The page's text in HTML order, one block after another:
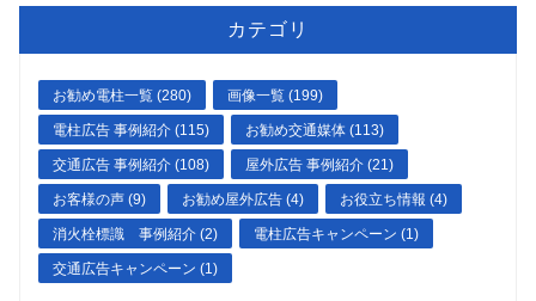
カテゴリ
お勧め電柱一覧 (280) 画像一覧 (199)
電柱広告 事例紹介 (115) お勧め交通媒体 (113)
交通広告 事例紹介 (108) 屋外広告 事例紹介 (21)
お客様の声 (9) お勧め屋外広告 (4) お役立ち情報 (4)
消火栓標識 事例紹介 (2) 電柱広告キャンペーン (1)
交通広告キャンペーン (1)